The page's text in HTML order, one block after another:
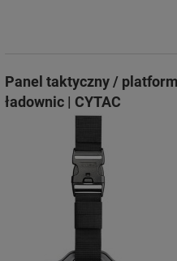
Panel taktyczny /
ładownic | CYTAC